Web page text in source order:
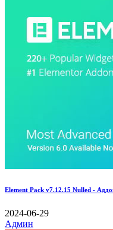
Element Pack v7.12.15 Nulled -
2024-06-29
Админ